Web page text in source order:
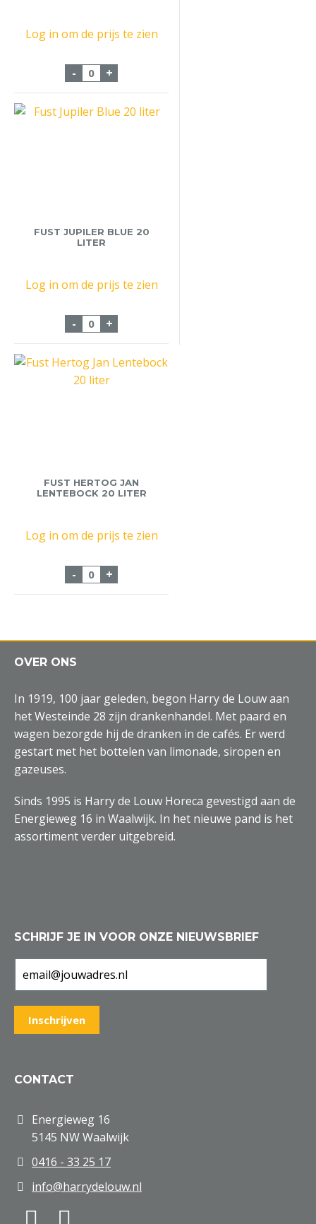
Log in om de prijs te zien
- Fust Brugse Zot Blond 20 Liter aantal
+
FUST JUPILER BLUE 20
LITER
Log in om de prijs te zien
- Fust Jupiler Blue 20 liter aantal
+
FUST HERTOG JAN
LENTEBOCK 20 LITER
Log in om de prijs te zien
- Fust Hertog Jan Lentebock 20 liter aantal
+
OVER ONS
In 1919, 100 jaar geleden, begon Harry de Louw aan
het Westeinde 28 zijn drankenhandel. Met paard en
wagen bezorgde hij de dranken in de cafés. Er werd
gestart met het bottelen van limonade, siropen en
gazeuses.
Sinds 1995 is Harry de Louw Horeca gevestigd aan de
Energieweg 16 in Waalwijk. In het nieuwe pand is het
assortiment verder uitgebreid.
SCHRIJF JE IN VOOR ONZE NIEUWSBRIEF
CONTACT
Energieweg 16
5145 NW Waalwijk
0416 - 33 25 17
info@harrydelouw.nl